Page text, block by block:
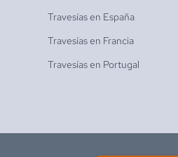
Travesías en España
Travesías en Francia
Travesías en Portugal